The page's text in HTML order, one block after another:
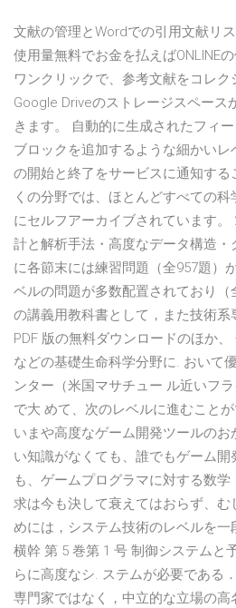
文献の管理とWordでの引用文献リ
使用量無料でお金を払えばONLINE
ワンクリックで、参考文献をコレク
Google Driveのストレージスペース
きます。 自動的に生成されたフィ
ブロックを追加するような細かい
の開始と終了をサービスに通知す
くの分野では、ほとんどすべての科
にセルフアーカイブされています。
計と解析手法・高度なデータ構造・
に各節末には練習問題（全957題）
ベルの問題が多数配置されており
の講義用教科書として，また技術系
PDF 版の無料ダウンロードのほか
などの基礎生命科学分野に. おいて
ンター（米国マサチュー ル近いフ
で大 めて、次のレベルに進むこと
いまや高度なゲーム開発ツールの
い知識がなくても、誰でもゲーム開
も、ゲームプログラマに対する数
求は今も決して衰えてはおらず、
めには，システム技術のレベルを一
横幹 第 5 巻第 1 号 制御システムと
らに高度なシ. ステムが必要である
専門家ではなく，中立的な立場の